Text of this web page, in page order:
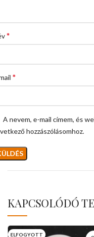
*
*
A nevem, e-mail címem, és
hozzászólásomhoz.
KAPCSOLÓDÓ
ELFOGYOTT